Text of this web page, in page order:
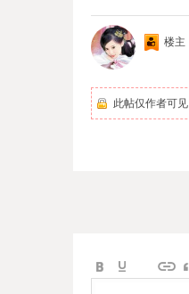
楼主
此帖仅作者可见